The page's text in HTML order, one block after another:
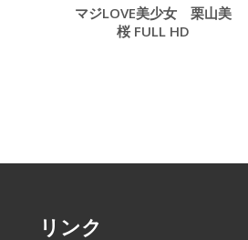
マジLOVE美少女 栗山美
桜 FULL HD
リンク